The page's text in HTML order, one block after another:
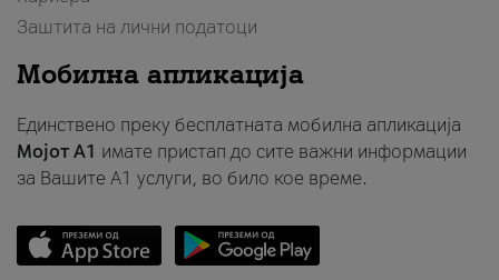
Заштита на лични податоци
Мобилна апликација
Единствено преку бесплатната мобилна апликација
Мојот A1 имате пристап до сите важни информации
за Вашите A1 услуги, во било кое време.